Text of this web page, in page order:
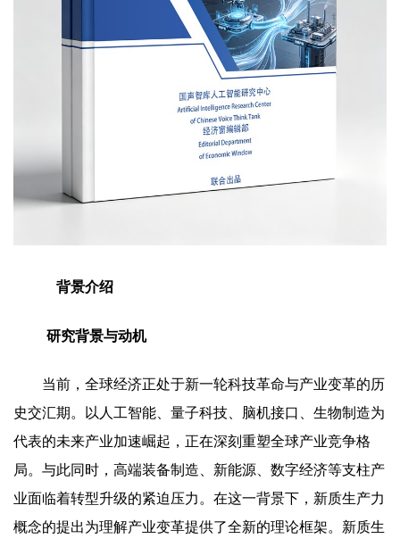
背景介绍
研究背景与动机
当前，全球经济正处于新一轮科技革命与产业变革的历
史交汇期。以人工智能、量子科技、脑机接口、生物制造为
代表的未来产业加速崛起，正在深刻重塑全球产业竞争格
局。与此同时，高端装备制造、新能源、数字经济等支柱产
业面临着转型升级的紧迫压力。在这一背景下，新质生产力
概念的提出为理解产业变革提供了全新的理论框架。新质生